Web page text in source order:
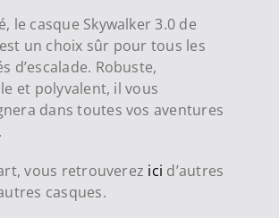
le casque Skywalker 3.0 de
un choix sûr pour tous les
d’escalade. Robuste,
et polyvalent, il vous
dans toutes vos aventures
vous retrouverez ici d’autres
casques.